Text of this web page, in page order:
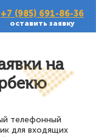
+7 (985) 691-86-36
оставить заявку
на
телефонный
для входящих